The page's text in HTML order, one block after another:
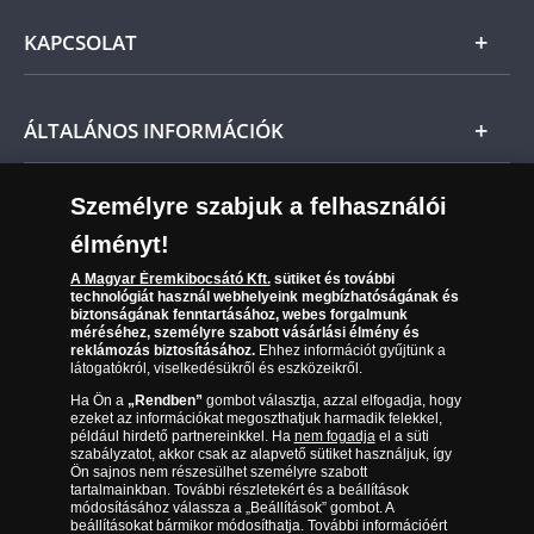
visszaküldheti. Ekkor annak árát visszatérítjük.
Magyar
Reklamáció
Visszaküldés
Elállási űrlap
KAPCSOLAT
Ügyfélszolgálat
Leiratkozás a hírlevélről
Karrier
ÁLTALÁNOS INFORMÁCIÓK
Sütik (cookies) használata
Süti (cookies)Beállítások
Társaságunkról
Az érmék és érmek ára és értéke
Gyakran ismételt kérdések
Adatkezelés
06 80 888 889
(díjmentesen hívható hétfőtől csütörtökig 9.00 és 17.00
óra között, péntekenként 9.00 és 15.00 óra között)
Személyre szabjuk a felhasználói
élményt!
A Magyar Éremkibocsátó Kft.sütiket és további
technológiát használ webhelyeink megbízhatóságának és
biztonságának fenntartásához, webes forgalmunk
méréséhez, személyre szabott vásárlási élmény és
reklámozás biztosításához.Ehhez információt gyűjtünk a
látogatókról, viselkedésükről és eszközeikről.
Ha Ön a „Rendben”gombot választja, azzal elfogadja, hogy
ezeket az információkat megoszthatjuk harmadik felekkel,
például hirdető partnereinkkel. Ha nem fogadjael a süti
szabályzatot, akkor csak az alapvető sütiket használjuk, így
Ön sajnos nem részesülhet személyre szabott
tartalmainkban. További részletekért és a beállítások
módosításához válassza a „Beállítások” gombot. A
beállításokat bármikor módosíthatja. További információért